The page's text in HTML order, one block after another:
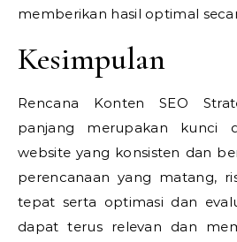
memberikan hasil optimal
Kesimpulan
Rencana Konten SEO
panjang merupakan kunci
website yang konsisten dan
perencanaan yang matang,
tepat serta optimasi dan
dapat terus relevan dan